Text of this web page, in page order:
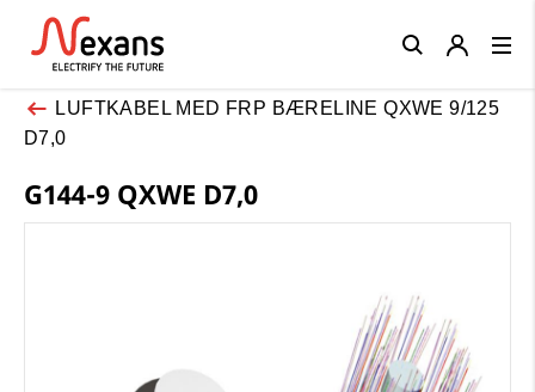
LUFTKABEL MED FRP BÆRELINE QXWE 9/125
D7,0
G144-9 QXWE D7,0
Close